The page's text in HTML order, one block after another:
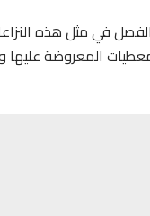
في مثل هذه
المعروضة